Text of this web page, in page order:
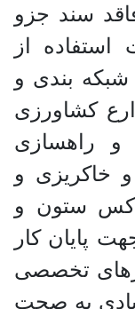
سند جزو
از
شبکه بندی و
کشاورزی
و راهسازی
خاکریزی و
اکس ستون و
پایان کار
تخصصی
به صحت